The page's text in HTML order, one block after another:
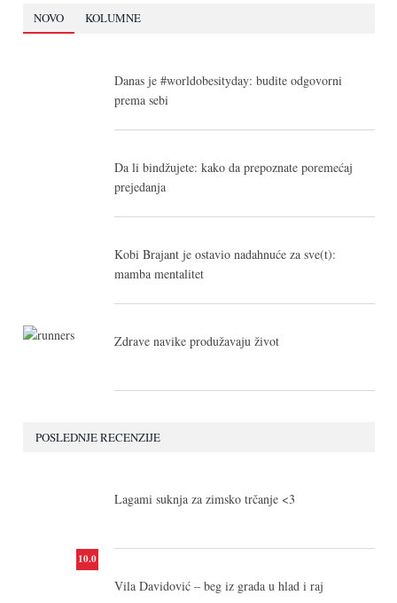
NOVO KOLUMNE
Danas je #worldobesityday: budite odgovorni
prema sebi
Da li bindžujete: kako da prepoznate poremećaj
prejedanja
Kobi Brajant je ostavio nadahnuće za sve(t):
mamba mentalitet
Zdrave navike produžavaju život
POSLEDNJE RECENZIJE
Lagami suknja za zimsko trčanje <3
10.0
Vila Davidović – beg iz grada u hlad i raj